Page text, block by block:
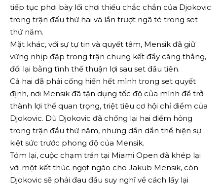
tiếp tục phơi bày lối chơi thiếu chắc chắn của Djokovic
trong trận đấu thứ hai và lần trượt ngã té trong set
thứ năm.
Mặt khác, với sự tự tin và quyết tâm, Mensik đã giữ
vững nhịp đập trong trận chung kết đầy căng thẳng,
đổi lại bằng tình thế thuận lợi sau set đầu tiên.
Cả hai đã phải cống hiến hết mình trong set quyết
định, nơi Mensik đã tận dụng tốc độ của mình để trở
thành lợi thế quan trọng, triệt tiêu cơ hội chỉ điểm của
Djokovic. Dù Djokovic đã chống lại hai điểm hỏng
trong trận đầu thứ năm, nhưng dần dần thể hiện sự
kiệt sức trước phong độ của Mensik.
Tóm lại, cuộc chạm trán tại Miami Open đã khép lại
với một kết thúc ngọt ngào cho Jakub Mensik, còn
Djokovic sẽ phải đau đầu suy nghĩ về cách lấy lại